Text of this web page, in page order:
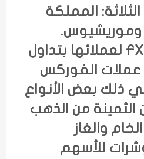
المملكة
وموريشيوس.
تمكن شركة FXTM لعملائها بتداول
عملات الفوركس
ذلك بعض الأنواع
الثمينة من الذهب
والغاز
و 5 مؤشرات للأسهم